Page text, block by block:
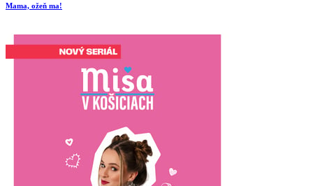
Mama, ožeň ma!